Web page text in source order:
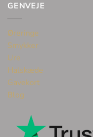
GENVEJE
Øreringe
Smykker
Ure
Halskæde
Gavekort
Blog